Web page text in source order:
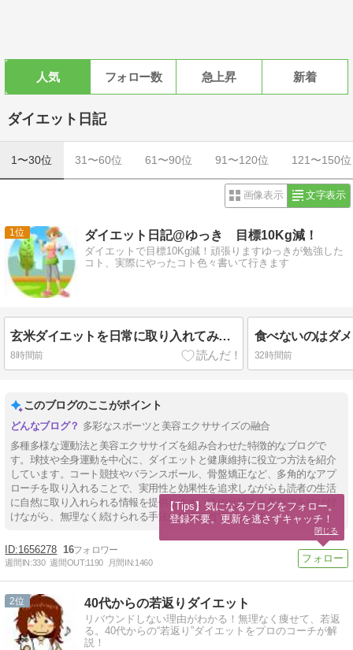
人気 フォロー数 急上昇 新着
ダイエット日記
1〜30位 31〜60位 61〜90位 91〜120位 121〜150位
画像表示 文字表示
1 ダイエット日記@ゆっき 目標10Kg減！
ダイエットで目標10Kg減！頑張りますゆっきが勉強した
コト、実際にやったコト色々書いて行きます
玄米ダイエットを日常に取り入れてみる？
8時間前 32時間前
このブログのここがポイント
多彩なスポーツと美容エクササイズの融合
多種多様な運動法と美容エクササイズを組み合わせた特徴的なブログで
す。球技や全身運動を中心に、ダイエットと健康維持に役立つ方法を紹介
しています。コート競技やバランスボール、骨盤矯正など、多角的なアプ
ローチを取り入れることで、実用性と効果性を追求しながらも読者の生活
に自然に取り入れられる情報を提供します。体の仕組みと美容法を結び付
けながら、無理なく続けられる手法に焦点を当てています。
1656278 16
週間IN:330 週間OUT:1190 月間IN:1460
2 40代からの若返りダイエット
リバウンドしない理由がわかる！無理なく痩せて、若返
る。40代からの“若返り”ダイエットをプロのコーチが解
説！
【Tips】気になるブログをフォロー。
登録不要。更新を逃さずキャッチ！
閉じる